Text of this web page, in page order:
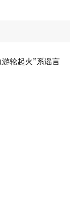
轮起火”系谣言